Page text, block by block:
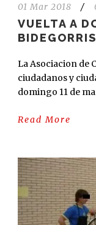
01 Mar 2018 /
VUELTA A
BIDEGORRIS
La Asociacion de
ciudadanos y
domingo 11 de
Read More